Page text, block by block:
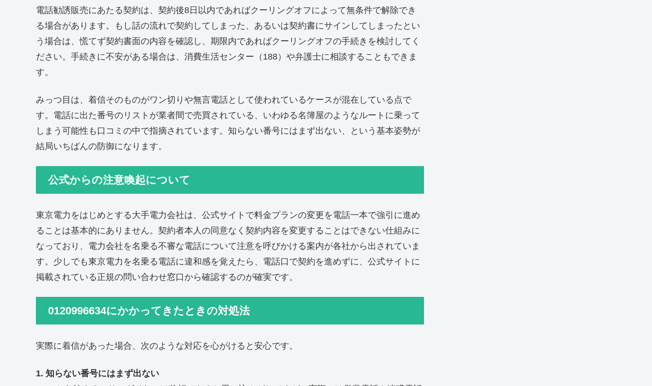
電話勧誘販売にあたる契約は、契約後8日以内であればクーリングオフによって無条件で解除でき
る場合があります。もし話の流れで契約してしまった、あるいは契約書にサインしてしまったとい
う場合は、慌てず契約書面の内容を確認し、期限内であればクーリングオフの手続きを検討してく
ださい。手続きに不安がある場合は、消費生活センター（188）や弁護士に相談することもできま
す。
みっつ目は、着信そのものがワン切りや無言電話として使われているケースが混在している点で
す。電話に出た番号のリストが業者間で売買されている、いわゆる名簿屋のようなルートに乗って
しまう可能性も口コミの中で指摘されています。知らない番号にはまず出ない、という基本姿勢が
結局いちばんの防御になります。
公式からの注意喚起について
東京電力をはじめとする大手電力会社は、公式サイトで料金プランの変更を電話一本で強引に進め
ることは基本的にありません。契約者本人の同意なく契約内容を変更することはできない仕組みに
なっており、電力会社を名乗る不審な電話について注意を呼びかける案内が各社から出されていま
す。少しでも東京電力を名乗る電話に違和感を覚えたら、電話口で契約を進めずに、公式サイトに
掲載されている正規の問い合わせ窓口から確認するのが確実です。
0120996634にかかってきたときの対処法
実際に着信があった場合、次のような対応を心がけると安心です。
1. 知らない番号にはまず出ない